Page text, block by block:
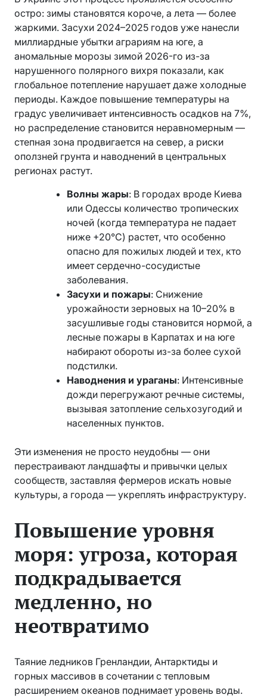
остро: зимы становятся короче, а лета — более
жаркими. Засухи 2024–2025 годов уже нанесли
миллиардные убытки аграриям на юге, а
аномальные морозы зимой 2026-го из-за
нарушенного полярного вихря показали, как
глобальное потепление нарушает даже холодные
периоды. Каждое повышение температуры на
градус увеличивает интенсивность осадков на 7%,
но распределение становится неравномерным —
степная зона продвигается на север, а риски
оползней грунта и наводнений в центральных
регионах растут.
Волны жары: В городах вроде Киева
или Одессы количество тропических
ночей (когда температура не падает
ниже +20°C) растет, что особенно
опасно для пожилых людей и тех, кто
имеет сердечно-сосудистые
заболевания.
Засухи и пожары: Снижение
урожайности зерновых на 10–20% в
засушливые годы становится нормой, а
лесные пожары в Карпатах и на юге
набирают обороты из-за более сухой
подстилки.
Наводнения и ураганы: Интенсивные
дожди перегружают речные системы,
вызывая затопление сельхозугодий и
населенных пунктов.
Эти изменения не просто неудобны — они
перестраивают ландшафты и привычки целых
сообществ, заставляя фермеров искать новые
культуры, а города — укреплять инфраструктуру.
Повышение уровня
моря: угроза, которая
подкрадывается
медленно, но
неотвратимо
Таяние ледников Гренландии, Антарктиды и
горных массивов в сочетании с тепловым
расширением океанов поднимает уровень воды.